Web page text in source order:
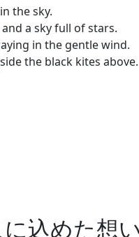
the sky.
a sky full of stars.
in the gentle wind.
the black kites above.
に込めた想い